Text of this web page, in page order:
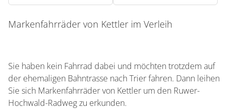
Markenfahrräder von Kettler im Verleih
Sie haben kein Fahrrad dabei und möchten trotzdem auf
der ehemaligen Bahntrasse nach Trier fahren. Dann leihen
Sie sich Markenfahrräder von Kettler um den Ruwer-
Hochwald-Radweg zu erkunden.